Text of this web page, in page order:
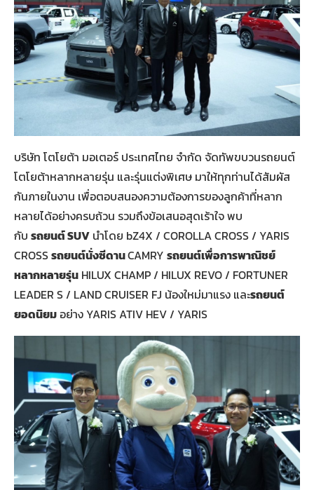
บริษัท โตโยต้า มอเตอร์ ประเทศไทย จำกัด จัดทัพขบวนรถยนต์
โตโยต้าหลากหลายรุ่น และรุ่นแต่งพิเศษ มาให้ทุกท่านได้สัมผัส
กันภายในงาน เพื่อตอบสนองความต้องการของลูกค้าที่หลาก
หลายได้อย่างครบถ้วน รวมถึงข้อเสนอสุดเร้าใจ พบ
กับ รถยนต์SUV นำโดย bZ4X / COROLLA CROSS / YARIS
CROSSรถยนต์นั่งซีดานCAMRY รถยนต์เพื่อการพาณิชย์
หลากหลายรุ่น HILUX CHAMP / HILUX REVO / FORTUNER
LEADER S / LAND CRUISER FJ น้องใหม่มาแรง และรถยนต์
ยอดนิยม อย่าง YARIS ATIV HEV / YARIS